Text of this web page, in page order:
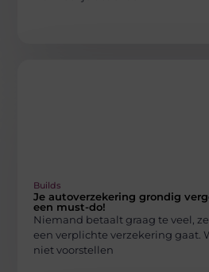
Builds
Je autoverzekering grondig
een must-do!
Niemand betaalt graag te veel,
een verplichte verzekering gaat.
niet voorstellen